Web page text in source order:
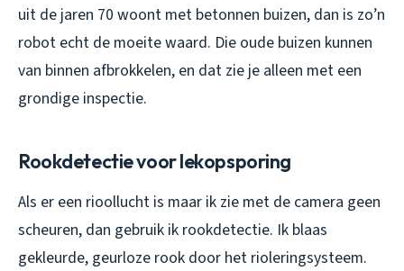
uit de jaren 70 woont met betonnen buizen, dan is zo’n
robot echt de moeite waard. Die oude buizen kunnen
van binnen afbrokkelen, en dat zie je alleen met een
grondige inspectie.
Rookdetectie voor lekopsporing
Als er een rioollucht is maar ik zie met de camera geen
scheuren, dan gebruik ik rookdetectie. Ik blaas
gekleurde, geurloze rook door het rioleringsysteem.